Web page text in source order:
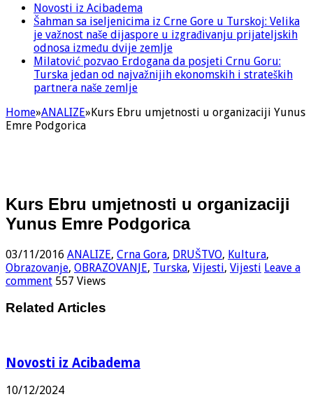
Novosti iz Acibadema
Šahman sa iseljenicima iz Crne Gore u Turskoj: Velika
je važnost naše dijaspore u izgrađivanju prijateljskih
odnosa između dvije zemlje
Milatović pozvao Erdogana da posjeti Crnu Goru:
Turska jedan od najvažnijih ekonomskih i strateških
partnera naše zemlje
Home»ANALIZE»Kurs Ebru umjetnosti u organizaciji Yunus
Emre Podgorica
Kurs Ebru umjetnosti u organizaciji
Yunus Emre Podgorica
03/11/2016 ANALIZE, Crna Gora, DRUŠTVO, Kultura,
Obrazovanje, OBRAZOVANJE, Turska, Vijesti, Vijesti Leave a
comment 557 Views
Related Articles
Novosti iz Acibadema
10/12/2024